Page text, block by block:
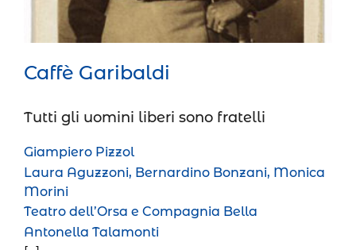
Caffè Garibaldi
Tutti gli uomini liberi sono fratelli
Giampiero Pizzol
Laura Aguzzoni, Bernardino Bonzani, Monica
Morini
Teatro dell’Orsa e Compagnia Bella
Antonella Talamonti